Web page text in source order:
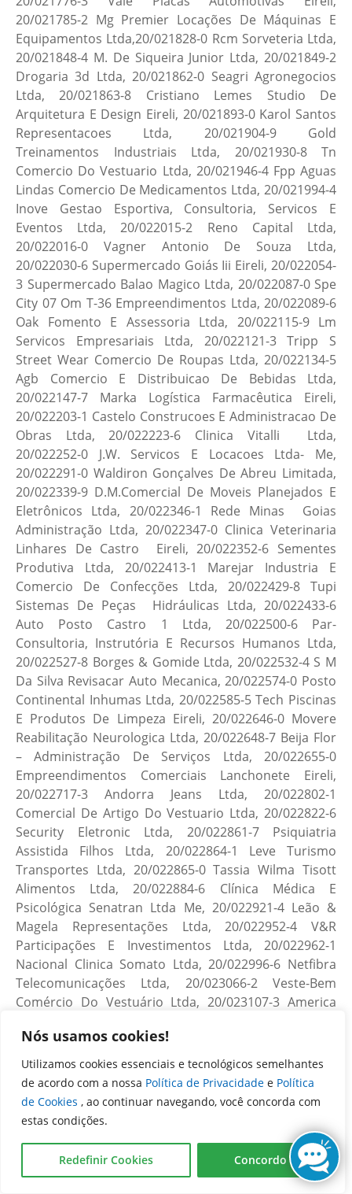
Nós usamos cookies!
Utilizamos cookies essenciais e tecnológicos semelhantes
de acordo com a nossa Política de Privacidade e Política
de Cookies , ao continuar navegando, você concorda com
estas condições.
Redefinir Cookies Concordo